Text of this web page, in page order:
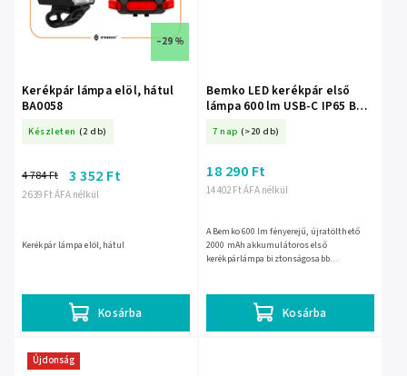
–29 %
Kerékpár lámpa elöl, hátul
BA0058
Készleten (2 db)
2 639 Ft ÁFA nélkül
4 784 Ft 3 352 Ft
Kosárba
Kerékpár lámpa elöl, hátul
Bemko LED kerékpár első
lámpa 600 lm USB-C IP65 BM-
7 nap (>20 db)
14 402 Ft ÁFA nélkül
18 290 Ft
Kosárba
A Bemko 600 lm fényerejű, újratölthető
2000 mAh akkumulátoros első
kerékpárlámpa biztonságosabb
Újdonság